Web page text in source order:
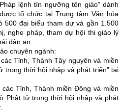
lệnh tín ngưỡng tôn giáo” dành
tổ chức tại Trung tâm Văn hóa
500 đại biểu tham dự và gần 1.500
nghe pháp, tham dự hội thi giáo lý
thái dân an.
chuyên ngành:
Tỉnh, Thành Tây nguyên và miền
trong thời hội nhập và phát triển” tại
Tỉnh, Thành miền Đông và miền
Phật tử trong thời hội nhập và phát